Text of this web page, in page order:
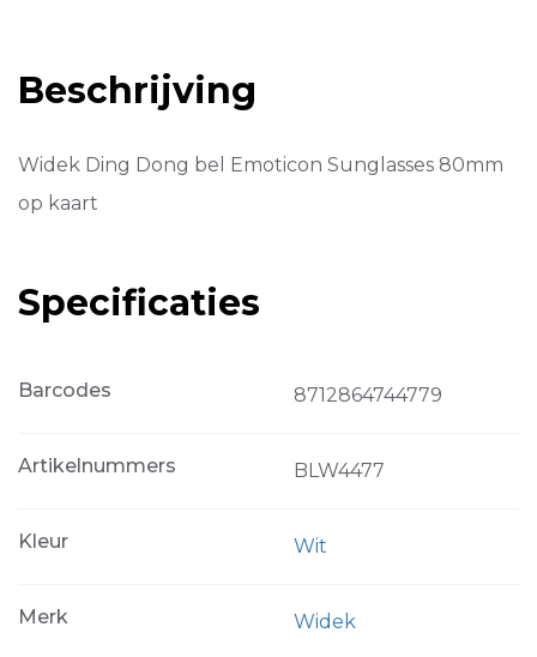
krt
Wit/Geel
Beschrijving
Widek Ding Dong bel Emoticon Sunglasses 80mm
op kaart
Specificaties
Barcodes 8712864744779
Artikelnummers BLW4477
Kleur Wit
Merk Widek